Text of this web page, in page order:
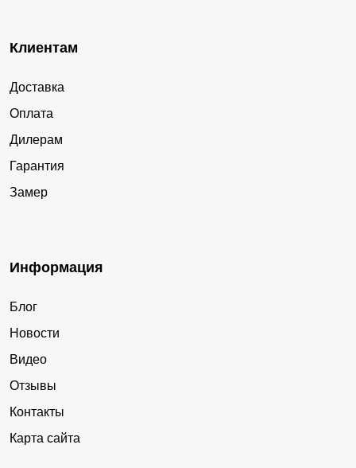
Клиентам
Доставка
Оплата
Дилерам
Гарантия
Замер
Информация
Блог
Новости
Видео
Отзывы
Контакты
Карта сайта